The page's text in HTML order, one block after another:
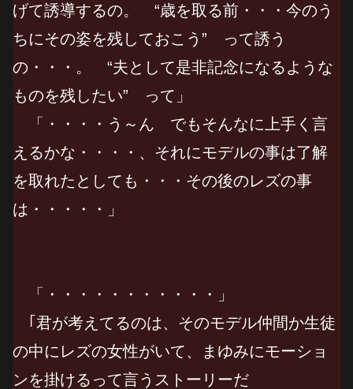
げて誘導するの。 “歳を取る前・・・今のう
ちにその姿を残しておこう” って誘う
の・・・。 “夫として是非記念になるような
ものを残したい” って」
「・・・・う～ん でもそんなに上手く言
えるかな・・・・、それにモデルの事は了解
を取れたとしても・・・その後のレズの事
は・・・・・」
「・・・・・・・・・・・」
｢君が考えてるのは、そのモデル仲間か生徒
の中にレズの女性がいて、まゆみにモーショ
ンを掛けるって言うストーリーだ